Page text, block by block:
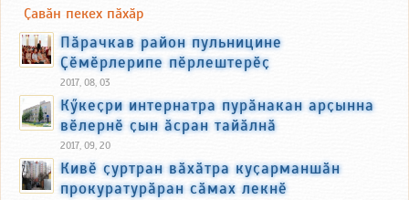
Ҫавӑн пекех пӑхӑр
Пӑрачкав район пульницине
Ҫӗмӗрлерипе пӗрлештерӗҫ
2017, 08, 03
Кӳкеҫри интернатра пурӑнакан арҫынна
вӗлернӗ ҫын ӑсран тайӑлнӑ
2017, 09, 20
Кивӗ ҫуртран вӑхӑтра куҫарманшӑн
прокуратурӑран сӑмах лекнӗ